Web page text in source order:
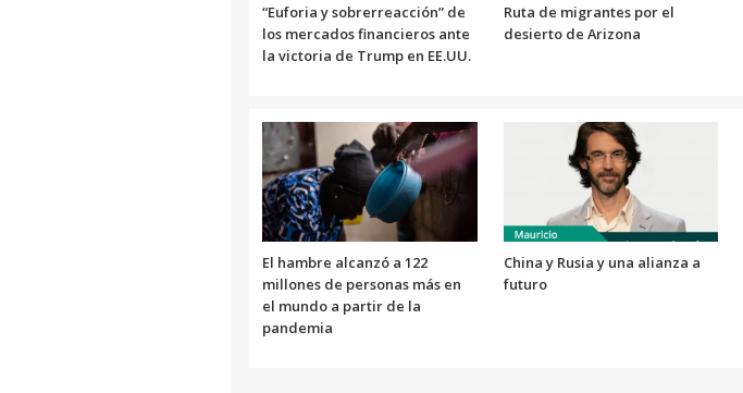
“Euforia y sobrerreacción” de
los mercados financieros ante
la victoria de Trump en EE.UU.
Ruta de migrantes por el
desierto de Arizona
El hambre alcanzó a 122
millones de personas más en
el mundo a partir de la
pandemia
China y Rusia y una alianza a
futuro